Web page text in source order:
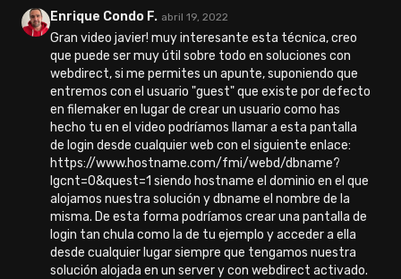
Enrique Condo F. abril 19, 2022
Gran video javier! muy interesante esta técnica, creo
que puede ser muy útil sobre todo en soluciones con
webdirect, si me permites un apunte, suponiendo que
entremos con el usuario "guest" que existe por defecto
en filemaker en lugar de crear un usuario como has
hecho tu en el video podríamos llamar a esta pantalla
de login desde cualquier web con el siguiente enlace:
https://www.hostname.com/fmi/webd/dbname?
lgcnt=0&quest=1 siendo hostname el dominio en el que
alojamos nuestra solución y dbname el nombre de la
misma. De esta forma podríamos crear una pantalla de
login tan chula como la de tu ejemplo y acceder a ella
desde cualquier lugar siempre que tengamos nuestra
solución alojada en un server y con webdirect activado.